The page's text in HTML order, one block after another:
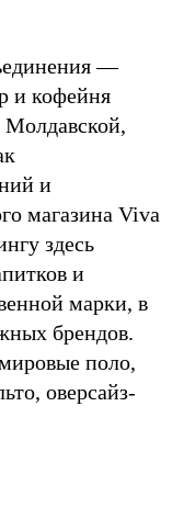
—
и кофейня
и
магазина Viva
здесь
и
марки, в
брендов.
поло,
оверсайз-